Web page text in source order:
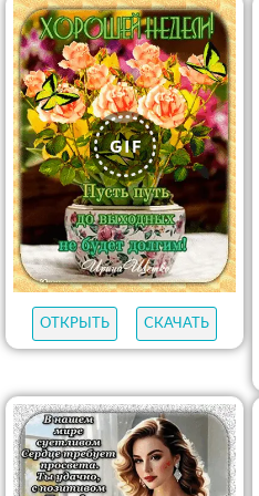
ОТКРЫТЬ СКАЧАТЬ